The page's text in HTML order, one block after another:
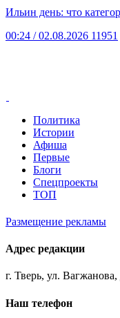
Ильин день: что
00:24 / 02.08.2026 11951
Политика
Истории
Афиша
Первые
Блоги
Спецпроекты
ТОП
Размещение рекламы
Адрес редакции
г. Тверь, ул. Вагжанова,
Наш телефон